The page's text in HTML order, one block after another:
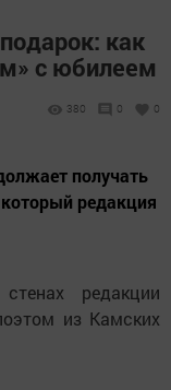
как
с юбилеем
380 0 0
получать
редакция
редакции
из Камских